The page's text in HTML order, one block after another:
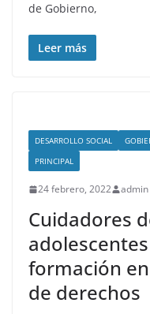
de Gobierno,
Leer más
DESARROLLO SOCIAL
PRINCIPAL
24 febrero, 2022 admin
Cuidadores
formación
de derechos